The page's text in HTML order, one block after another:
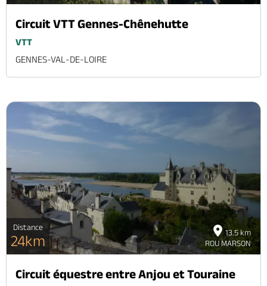
Circuit VTT Gennes-Chênehutte
VTT
GENNES-VAL-DE-LOIRE
13.5 km
ROU MARSON
Distance
24km
Circuit équestre entre Anjou et Touraine